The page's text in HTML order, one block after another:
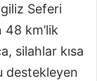
Seferi
km’lik
silahlar kısa
destekleyen